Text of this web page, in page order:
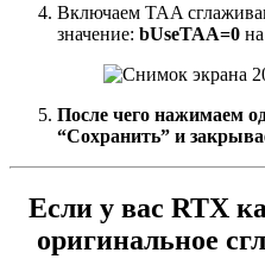
Включаем TAA
значение: bUseTAA=0 на
После чего нажимаем
“Сохранить” и
Если у вас RTX
оригинальное